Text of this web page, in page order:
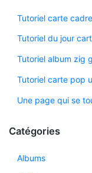
Tutoriel carte cadre
Tutoriel du jour
Tutoriel album zig
Tutoriel carte pop
Une page qui se
Catégories
Albums